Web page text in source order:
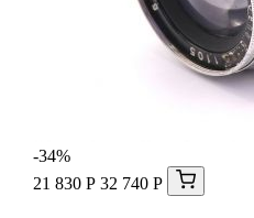
-34%
21 830 Р 32 740 Р